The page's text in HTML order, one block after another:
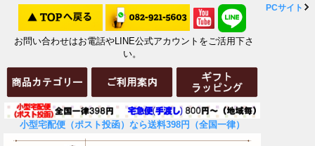
お問い合わせはお電話やLINE公式アカウントをご活用下さ
い。
小型宅配便（ポスト投函）なら送料398円（全国一律）
PCサイト